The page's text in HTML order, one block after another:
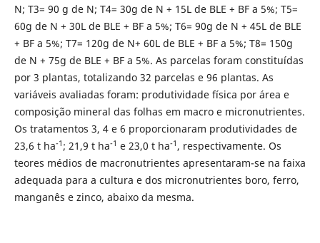
N; T3= 90 g de N; T4= 30g de N + 15L de BLE + BF a 5%; T5=
60g de N + 30L de BLE + BF a 5%; T6= 90g de N + 45L de BLE
+ BF a 5%; T7= 120g de N+ 60L de BLE + BF a 5%; T8= 150g
de N + 75g de BLE + BF a 5%. As parcelas foram constituídas
por 3 plantas, totalizando 32 parcelas e 96 plantas. As
variáveis avaliadas foram: produtividade física por área e
composição mineral das folhas em macro e micronutrientes.
Os tratamentos 3, 4 e 6 proporcionaram produtividades de
23,6 t ha-1 ; 21,9 t ha-1 e 23,0 t ha-1 , respectivamente. Os
teores médios de macronutrientes apresentaram-se na faixa
adequada para a cultura e dos micronutrientes boro, ferro,
manganês e zinco, abaixo da mesma.